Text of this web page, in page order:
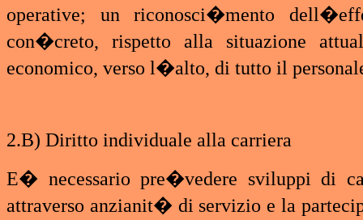
operative; un riconosci�mento
con�creto, rispetto alla situazione
economico, verso l�alto, di tutto il
2.B) Diritto individuale alla carriera
E� necessario pre�vedere sviluppi di
attraverso anzianit� di servizio e la